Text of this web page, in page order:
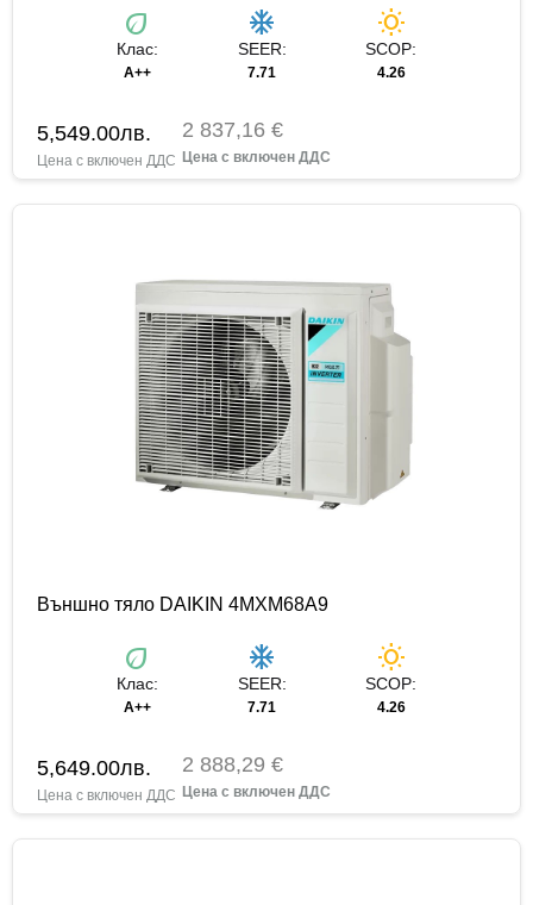
eco
Клас:
A++
ac_unit
SEER:
7.71
wb_sunny
SCOP:
4.26
5,549.00лв. 2 837,16 €
Външно тяло DAIKIN 4MXM68A9
eco
Клас:
A++
ac_unit
SEER:
7.71
wb_sunny
SCOP:
4.26
5,649.00лв. 2 888,29 €